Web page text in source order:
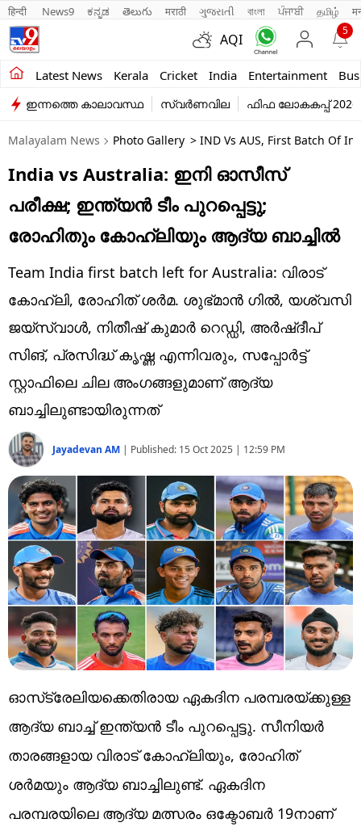
हिन्दी News9 ಕನ್ನಡ తెలుగు मराठी ગુજરાતી বাংলা ਪੰਜਾਬੀ தமிழ்
AQI
5
Latest News Kerala Cricket India Entertainment
Kerala
India
Entertainment
Business
Education
Lifestyle
world
Technology
Religion
Web Story
Photo
Short Videos
ഇന്നത്തെ കാലാവസ്ഥ സ്വർണവില ഫിഫ ലോകകപ്പ് 2026
Malayalam News Photo Gallery > IND Vs AUS, First Batch Of
India vs Australia: ഇനി ഓസീസ്
പരീക്ഷ; ഇന്ത്യന്‍ ടീം പുറപ്പെട്ടു;
രോഹിതും കോഹ്ലിയും ആദ്യ ബാച്ചില്‍
Team India first batch left for Australia: വിരാട്
കോഹ്ലി, രോഹിത് ശര്‍മ. ശുഭ്മാന്‍ ഗില്‍, യശ്വസി
ജയ്‌സ്വാള്‍, നിതീഷ് കുമാര്‍ റെഡ്ഡി, അര്‍ഷ്ദീപ്
സിങ്, പ്രസിദ്ധ് കൃഷ്ണ എന്നിവരും, സപ്പോര്‍ട്ട്
സ്റ്റാഫിലെ ചില അംഗങ്ങളുമാണ് ആദ്യ
ബാച്ചിലുണ്ടായിരുന്നത്‌
Jayadevan AM | Published: 15 Oct 2025 | 12:59 PM
ഓസ്‌ട്രേലിയക്കെതിരായ ഏകദിന പരമ്പരയ്ക്കുള്ള
ആദ്യ ബാച്ച് ഇന്ത്യന്‍ ടീം പുറപ്പെട്ടു. സീനിയര്‍
താരങ്ങളായ വിരാട് കോഹ്ലിയും, രോഹിത്
ശര്‍മയും ആദ്യ ബാച്ചിലുണ്ട്. ഏകദിന
പരമ്പരയിലെ ആദ്യ മത്സരം ഒക്ടോബര്‍ 19നാണ്